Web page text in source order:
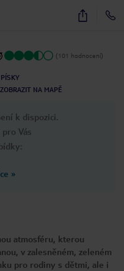
11
(101 hodnocení)
ZOBRAZIT NA MAPĚ
k dispozici.
Vás
»
atmosféru, kterou
v zalesněném, zeleném
pro rodiny s dětmi, ale i